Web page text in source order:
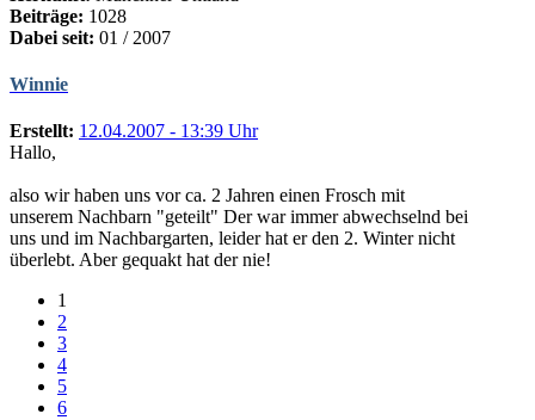
Beiträge: 1028
Dabei seit: 01 / 2007
Winnie
Erstellt: 12.04.2007 - 13:39 Uhr
Hallo,
also wir haben uns vor ca. 2 Jahren einen Frosch mit
unserem Nachbarn "geteilt" Der war immer abwechselnd bei
uns und im Nachbargarten, leider hat er den 2. Winter nicht
überlebt. Aber gequakt hat der nie!
1
2
3
4
5
6